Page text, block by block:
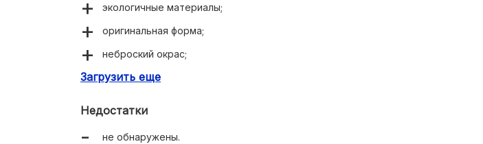
экологичные материалы;
оригинальная форма;
неброский окрас;
вместительный, многофункциональный.
Загрузить еще
Недостатки
не обнаружены.